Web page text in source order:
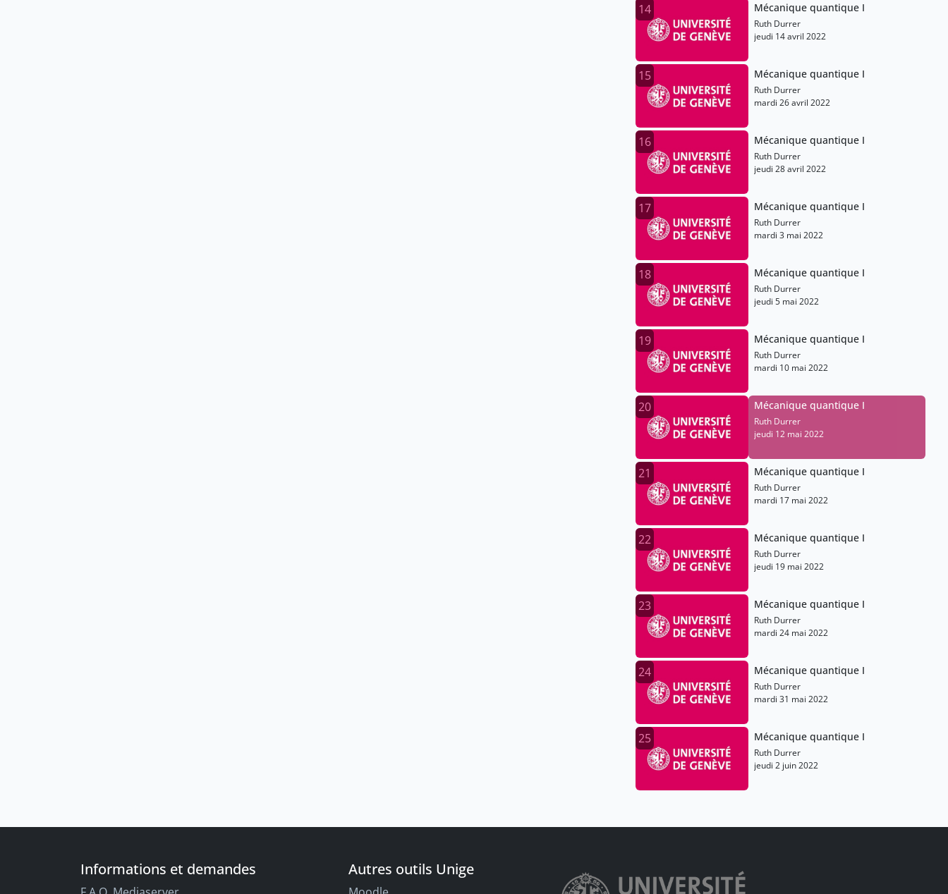
14 Mécanique quantique I
Ruth Durrer
jeudi 14 avril 2022
15 Mécanique quantique I
Ruth Durrer
mardi 26 avril 2022
16 Mécanique quantique I
Ruth Durrer
jeudi 28 avril 2022
17 Mécanique quantique I
Ruth Durrer
mardi 3 mai 2022
18 Mécanique quantique I
Ruth Durrer
jeudi 5 mai 2022
19 Mécanique quantique I
Ruth Durrer
mardi 10 mai 2022
20 Mécanique quantique I
Ruth Durrer
jeudi 12 mai 2022
21 Mécanique quantique I
Ruth Durrer
mardi 17 mai 2022
22 Mécanique quantique I
Ruth Durrer
jeudi 19 mai 2022
23 Mécanique quantique I
Ruth Durrer
mardi 24 mai 2022
24 Mécanique quantique I
Ruth Durrer
mardi 31 mai 2022
25 Mécanique quantique I
Ruth Durrer
jeudi 2 juin 2022
Informations et demandes Autres outils Unige